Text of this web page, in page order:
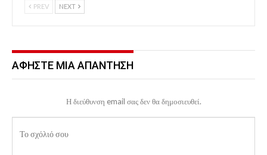
PREV NEXT
ΑΦΉΣΤΕ ΜΙΑ ΑΠΆΝΤΗΣΗ
Η διεύθυνση email σας δεν θα δημοσιευθεί.